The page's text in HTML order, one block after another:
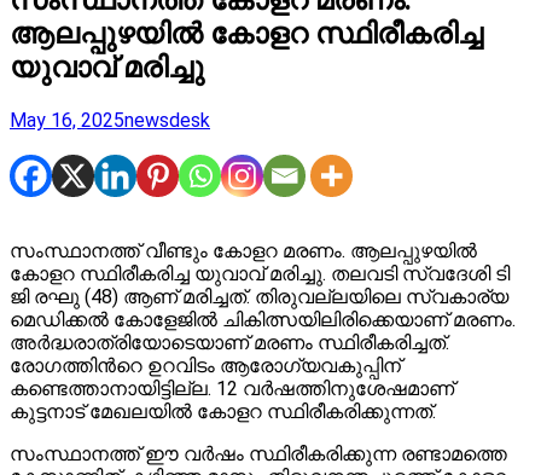
ആലപ്പുഴയിൽ കോളറ സ്ഥിരീകരിച്ച
യുവാവ് മരിച്ചു
May 16, 2025newsdesk
സംസ്ഥാനത്ത് വീണ്ടും കോളറ മരണം. ആലപ്പുഴയിൽ
കോളറ സ്ഥിരീകരിച്ച യുവാവ് മരിച്ചു. തലവടി സ്വദേശി ടി
ജി രഘു (48) ആണ് മരിച്ചത്. തിരുവല്ലയിലെ സ്വകാര്യ
മെഡിക്കൽ കോളേജിൽ ചികിത്സയിലിരിക്കെയാണ് മരണം.
അർദ്ധരാത്രിയോടെയാണ് മരണം സ്ഥിരീകരിച്ചത്.
രോഗത്തിന്‍റെ ഉറവിടം ആരോഗ്യവകുപ്പിന്
കണ്ടെത്താനായിട്ടില്ല. 12 വര്‍ഷത്തിനുശേഷമാണ്
കുട്ടനാട് മേഖലയിൽ കോളറ സ്ഥിരീകരിക്കുന്നത്.
സംസ്ഥാനത്ത് ഈ വർഷം സ്ഥിരീകരിക്കുന്ന രണ്ടാമത്തെ